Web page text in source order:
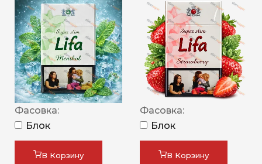
Фасовка:
Блок
В Корзину
Фасовка:
Блок
В Корзину